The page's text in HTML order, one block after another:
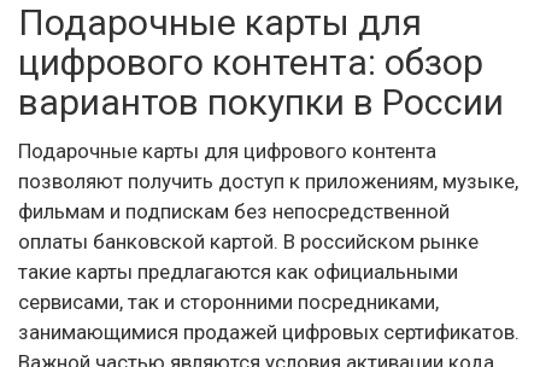
Подарочные карты для
цифрового контента: обзор
вариантов покупки в России
Подарочные карты для цифрового контента
позволяют получить доступ к приложениям, музыке,
фильмам и подпискам без непосредственной
оплаты банковской картой. В российском рынке
такие карты предлагаются как официальными
сервисами, так и сторонними посредниками,
занимающимися продажей цифровых сертификатов.
Важной частью являются условия активации кода,